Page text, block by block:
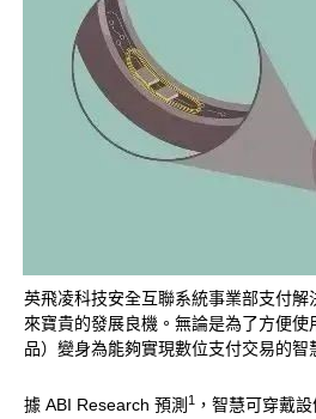
英飛凌科技安全互聯系統事業部支付
來寶貴的發展良機。無論是為了方便
品）變身為能夠實現數位支付交易的智
據 ABI Research 預測 1 ，智慧可穿戴